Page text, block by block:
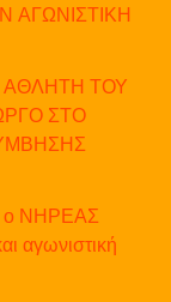
ΑΓΩΝΙΣΤΙΚΗ
ΑΘΛΗΤΗ ΤΟΥ
ΣΤΟ
ο ΝΗΡΕΑΣ
αγωνιστική